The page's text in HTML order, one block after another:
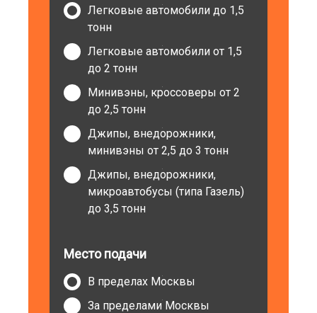
Легковые автомобили до 1,5
тонн
Легковые автомобили от 1,5
до 2 тонн
Минивэны, кроссоверы от 2
до 2,5 тонн
Джипы, внедорожники,
минивэны от 2,5 до 3 тонн
Джипы, внедорожники,
микроавтобусы (типа Газель)
до 3,5 тонн
Место подачи
В пределах Москвы
За пределами Москвы